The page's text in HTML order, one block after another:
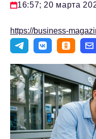
16:57; 20 марта
https://business-